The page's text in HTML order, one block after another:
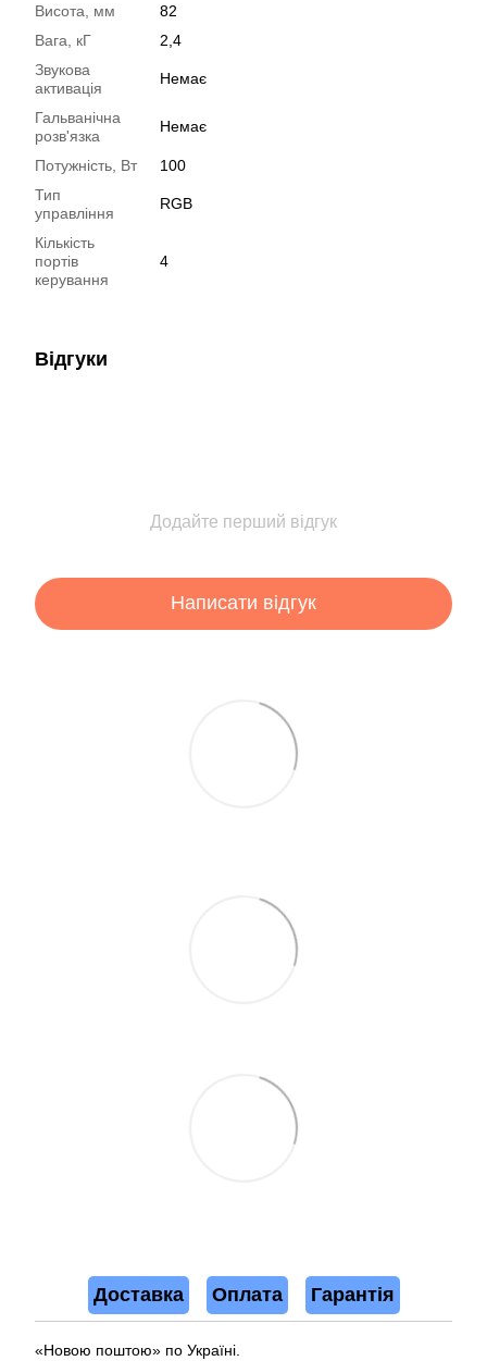
Висота, мм
82
Вага, кГ
2,4
Звукова
активація
Немає
Гальванічна
розв'язка
Немає
Потужність, Вт
100
Тип
управління
RGB
Кількість
портів
керування
4
Відгуки
Додайте перший відгук
Написати відгук
Доставка Оплата Гарантія
«Новою поштою» по Україні.